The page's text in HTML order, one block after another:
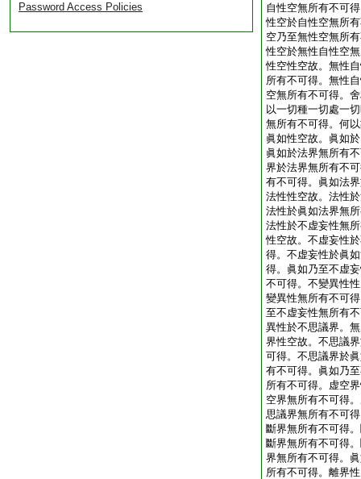
Password Access Policies
自性空無所有不可
性空於自性空無所
空乃至無性空無所
性空於無性自性空
性空性空故。無性
所有不可得。無性
空無所有不可得。
以一切種一切處一
無所有不可得。何
眞如性空故。眞如
眞如於法界無所有
界於法界無所有不
有不可得。眞如法
法性性空故。法性
法性於眞如法界無
法性於不虚妄性無
性空故。不虚妄性
得。不虚妄性於眞
得。眞如乃至不虚
不可得。不變異性
變異性無所有不可
至不虚妄性無所有
異性於不思議界。
界性空故。不思議
可得。不思議界於
有不可得。眞如乃
所有不可得。虚空
空界無所有不可得
思議界無所有不可
斷界無所有不可得
斷界無所有不可得
界無所有不可得。
所有不可得。離界